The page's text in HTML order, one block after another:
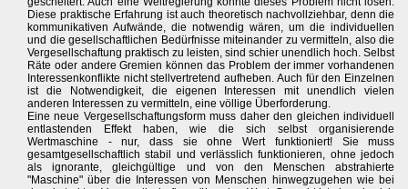
Diese praktische Erfahrung ist auch theoretisch nachvollziehbar, denn die
kommunikativen Aufwände, die notwendig wären, um die individuellen
und die gesellschaftlichen Bedürfnisse miteinander zu vermitteln, also die
Vergesellschaftung praktisch zu leisten, sind schier unendlich hoch. Selbst
Räte oder andere Gremien können das Problem der immer vorhandenen
Interessenkonflikte nicht stellvertretend aufheben. Auch für den Einzelnen
ist die Notwendigkeit, die eigenen Interessen mit unendlich vielen
anderen Interessen zu vermitteln, eine völlige Überforderung.
Eine neue Vergesellschaftungsform muss daher den gleichen individuell
entlastenden Effekt haben, wie die sich selbst organisierende
Wertmaschine - nur, dass sie ohne Wert funktioniert! Sie muss
gesamtgesellschaftlich stabil und verlässlich funktionieren, ohne jedoch
als ignorante, gleichgültige und von den Menschen abstrahierte
"Maschine" über die Interessen von Menschen hinwegzugehen wie bei